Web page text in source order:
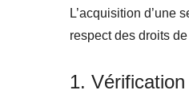
L’acquisition d’une
respect des droits
1.